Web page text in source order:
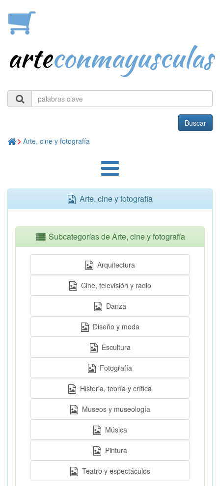
arteconmayusculas
Buscar
Arte, cine y fotografía
Arte, cine y fotografía
Subcategorías de Arte, cine y fotografía
Arquitectura
Cine, televisión y radio
Danza
Diseño y moda
Escultura
Fotografía
Historia, teoría y crítica
Museos y museología
Música
Pintura
Teatro y espectáculos